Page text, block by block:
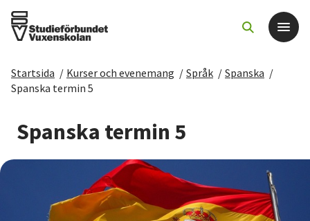
Det här gör vi
För dig som
Sök kurser och evenemang
Startsida / Kurser och evenemang / Språk / Spanska /
Spanska termin 5
Spanska termin 5